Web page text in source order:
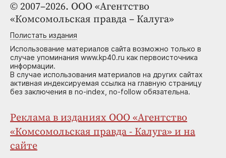
© 2007–2026. ООО «Агентство
«Комсомольская правда – Калуга»
Полистать издания
Использование материалов сайта возможно только в
случае упоминания www.kp40.ru как первоисточника
информации.
В случае использования материалов на других сайтах
активная индексируемая ссылка на главную страницу
без заключения в no-index, no-follow обязательна.
Реклама в изданиях ООО «Агентство
«Комсомольская правда - Калуга» и на
сайте